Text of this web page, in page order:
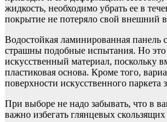
жидкость, необходимо убрать ее в
покрытие не потеряло свой внешний
Водостойкая ламинированная панель
страшны подобные испытания. Но
искусственный материал, поскольку
пластиковая основа. Кроме того,
поверхности искусственного паркета
При выборе не надо забывать, что в
важно избегать глянцевых